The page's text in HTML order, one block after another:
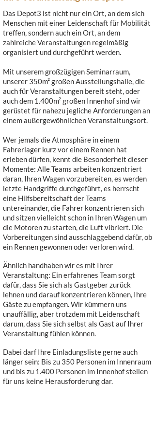
Das Depot3 ist nicht nur ein Ort, an dem sich
Menschen mit einer Leidenschaft für Mobilität
treffen, sondern auch ein Ort, an dem
zahlreiche Veranstaltungen regelmäßig
organisiert und durchgeführt werden.
Mit unserem großzügigen Seminarraum,
unserer 350m² großen Ausstellungshalle, die
auch für Veranstaltungen bereit steht, oder
auch dem 1.400m² großen Innenhof sind wir
gerüstet für nahezu jegliche Anforderungen an
einem außergewöhnlichen Veranstaltungsort.
Wer jemals die Atmosphäre in einem
Fahrerlager kurz vor einem Rennen hat
erleben dürfen, kennt die Besonderheit dieser
Momente: Alle Teams arbeiten konzentriert
daran, Ihren Wagen vorzubereiten, es werden
letzte Handgriffe durchgeführt, es herrscht
eine Hilfsbereitschaft der Teams
untereinander, die Fahrer konzentrieren sich
und sitzen vielleicht schon in Ihren Wagen um
die Motoren zu starten, die Luft vibriert. Die
Vorbereitungen sind ausschlaggebend dafür, ob
ein Rennen gewonnen oder verloren wird.
Ähnlich handhaben wir es mit Ihrer
Veranstaltung: Ein erfahrenes Team sorgt
dafür, dass Sie sich als Gastgeber zurück
lehnen und darauf konzentrieren können, Ihre
Gäste zu empfangen. Wir kümmern uns
unauffällig, aber trotzdem mit Leidenschaft
darum, dass Sie sich selbst als Gast auf Ihrer
Veranstaltung fühlen können.
Dabei darf Ihre Einladungsliste gerne auch
länger sein: Bis zu 350 Personen im Innenraum
und bis zu 1.400 Personen im Innenhof stellen
für uns keine Herausforderung dar.